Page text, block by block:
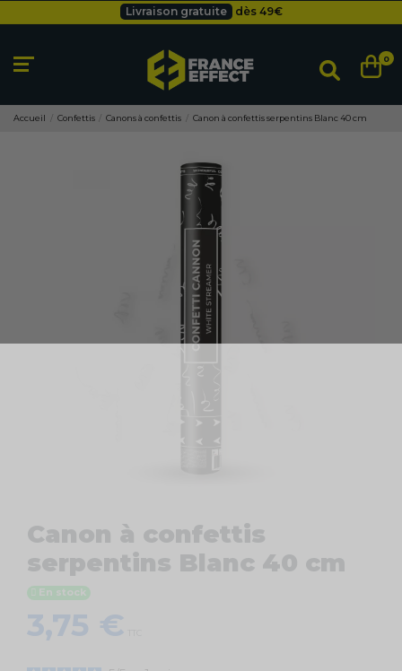
Livraison gratuite dès 49€
Livraison gratuite dès 49 0
Accueil Confettis Canons à confettis Canon à confettis serpentins Blanc 40 cm
Canon à confettis
serpentins Blanc 40 cm
En stock
3,75 €